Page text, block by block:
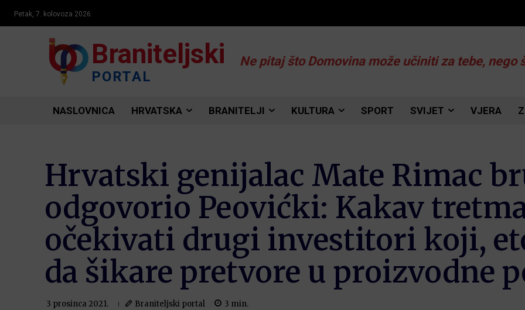
Petak, 7. kolovoza 2026.
Braniteljski
PORTAL
Ne pitaj što Domovina može učiniti za tebe, nego
NASLOVNICA HRVATSKA BRANITELJI KULTURA SPORT SVIJET VJERA
Hrvatski genijalac Mate Rimac
odgovorio Peovićki: Kakav
očekivati drugi investitori koji,
da šikare pretvore u proizvodne
3 prosinca 2021. Braniteljski portal 3 min.